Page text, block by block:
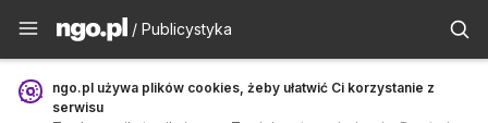
Publicystyka - ngo.pl
/ Publicystyka
ngo.pl używa plików cookies, żeby ułatwić Ci korzystanie z
serwisu